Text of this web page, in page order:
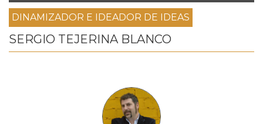
DINAMIZADOR E IDEADOR DE IDEAS
SERGIO TEJERINA BLANCO